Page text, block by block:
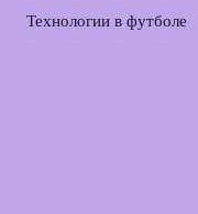
Технологии в футболе